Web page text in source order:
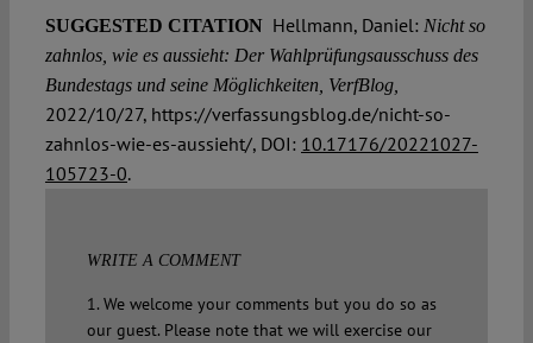
SUGGESTED CITATION Hellmann, Daniel: Nicht so
zahnlos, wie es aussieht: Der Wahlprüfungsausschuss des
Bundestags und seine Möglichkeiten, VerfBlog,
2022/10/27, https://verfassungsblog.de/nicht-so-
zahnlos-wie-es-aussieht/, DOI: 10.17176/20221027-
105723-0.
WRITE A COMMENT
1. We welcome your comments but you do so as
our guest. Please note that we will exercise our